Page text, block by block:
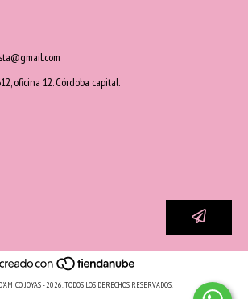
oficina 12. Córdoba capital.
JOYAS - 2026. TODOS LOS DERECHOS RESERVADOS.